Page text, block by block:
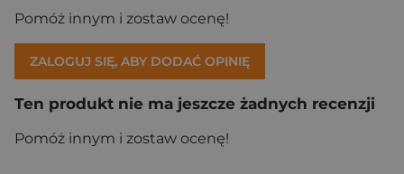
Pomóż innym i zostaw ocenę!
ZALOGUJ SIĘ, ABY DODAĆ OPINIĘ
Ten produkt nie ma jeszcze żadnych recenzji
Pomóż innym i zostaw ocenę!